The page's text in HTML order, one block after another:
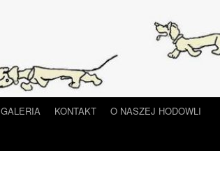
GALERIA KONTAKT
O NASZEJ HODOWLI